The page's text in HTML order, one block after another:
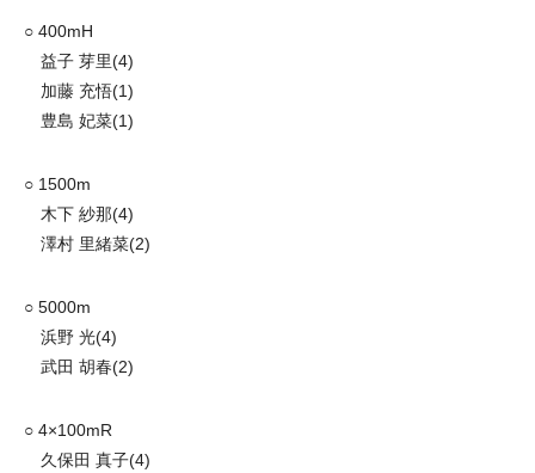
○ 400mH
益子 芽里(4)
加藤 充悟(1)
豊島 妃菜(1)
○ 1500m
木下 紗那(4)
澤村 里緒菜(2)
○ 5000m
浜野 光(4)
武田 胡春(2)
○ 4×100mR
久保田 真子(4)